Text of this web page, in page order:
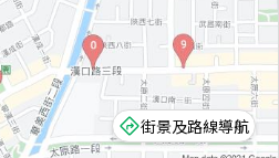
街景及路線導航